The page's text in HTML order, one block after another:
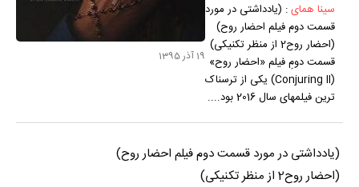
سینا همای: (یادداشتی در مورد
قسمت دوم فیلم احضار روح)
(احضار روح2 از منظر تکنیکی)
قسمت دومِ فیلم «احضار روح»
(Conjuring II) یکی از ترسناک
ترین فیلمهای سال 2016 بود....
19 آذر 1395
(یادداشتی در مورد قسمت دوم فیلم احضار روح)
(احضار روح2 از منظر تکنیکی)